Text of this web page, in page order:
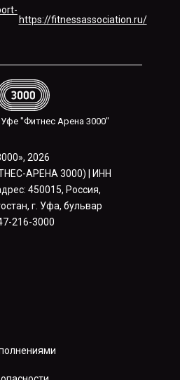
https://fitnessassociation.ru/
"Фитнес Арена 3000"
2026
АРЕНА 3000) | ИНН
450015, Россия,
г. Уфа, бульвар
216-3000